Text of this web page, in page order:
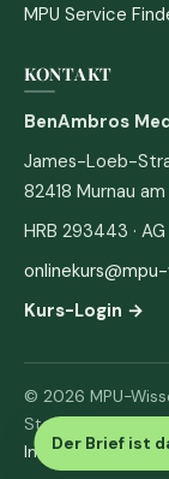
Der Brief ist
MPU Service
KONTAKT
BenAmbros
James-Loeb-
82418 Murnau
HRB 293443 ·
Kurs-Login →
© 2026 MPU-
Staffelsee
Impressum·